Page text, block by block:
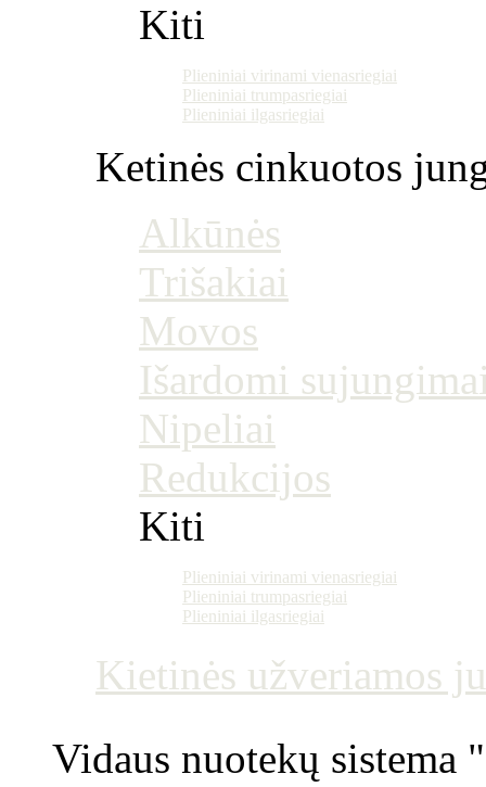
Kiti
Plieniniai virinami vienasriegiai
Plieniniai trumpasriegiai
Plieniniai ilgasriegiai
Ketinės cinkuotos
Alkūnės
Trišakiai
Movos
Išardomi
Nipeliai
Redukcijos
Kiti
Plieniniai virinami vienasriegiai
Plieniniai trumpasriegiai
Plieniniai ilgasriegiai
Kietinės
Vidaus nuotekų